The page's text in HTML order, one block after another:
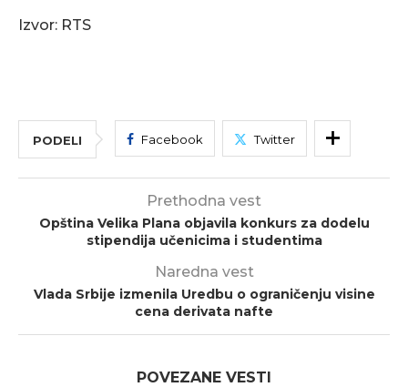
Izvor: RTS
PODELI Facebook Twitter
Prethodna vest
Opština Velika Plana objavila konkurs za dodelu
stipendija učenicima i studentima
Naredna vest
Vlada Srbije izmenila Uredbu o ograničenju visine
cena derivata nafte
POVEZANE VESTI